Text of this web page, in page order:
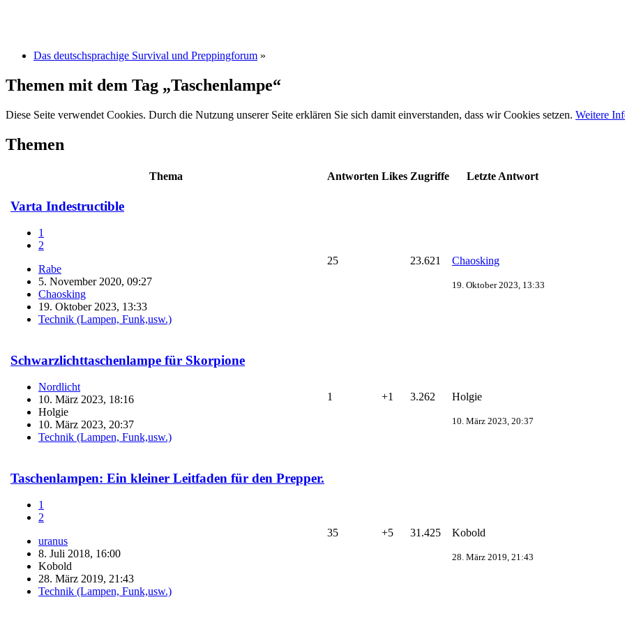
Das deutschsprachige Survival und Preppingforum »
Themen mit dem Tag „Taschenlampe“
Diese Seite verwendet Cookies. Durch die Nutzung unserer Seite erklären Sie sich damit einverstanden, dass wir Cookies setzen. Weitere
Themen
Thema Antworten Likes Zugriffe Letzte Antwort
Varta Indestructible
1
2
Rabe
5. November 2020, 09:27
Chaosking
19. Oktober 2023, 13:33
Technik (Lampen, Funk,usw.)
25 23.621 Chaosking
19. Oktober 2023, 13:33
Schwarzlichttaschenlampe für Skorpione
Nordlicht
10. März 2023, 18:16
Holgie
10. März 2023, 20:37
Technik (Lampen, Funk,usw.)
1 +1 3.262 Holgie
10. März 2023, 20:37
Taschenlampen: Ein kleiner Leitfaden für den Prepper.
1
2
uranus
8. Juli 2018, 16:00
Kobold
28. März 2019, 21:43
Technik (Lampen, Funk,usw.)
35 +5 31.425 Kobold
28. März 2019, 21:43